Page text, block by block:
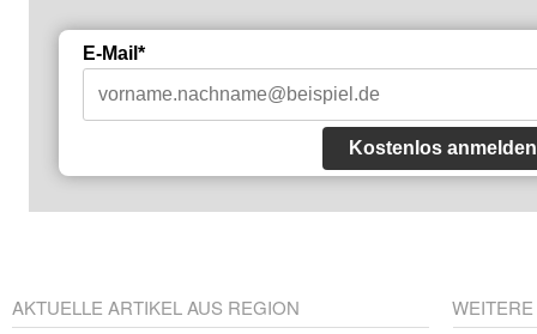
E-Mail*
Kostenlos anmelden
AKTUELLE ARTIKEL AUS REGION